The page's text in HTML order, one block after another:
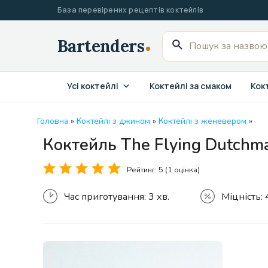
до
База перевірених рецептів коктейлів
Пошук
для:
Усі коктейлі Коктейлі за смаком
Головна » Коктейлі з джином » Коктейлі з женевером »
Коктейль The Flying
Рейтинг: 5 (1 оцінка)
Час приготування: 3 хв. Міцність: